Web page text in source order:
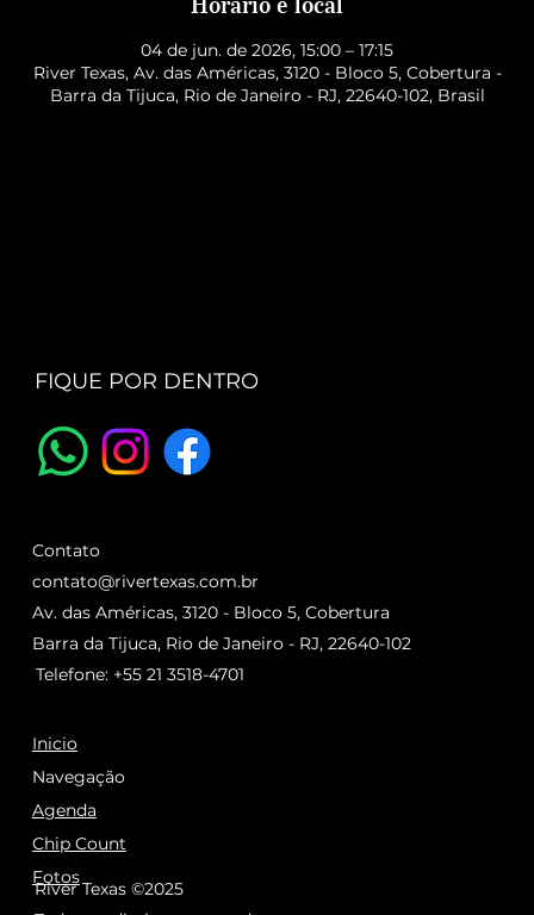
04 de jun. de 2026, 15:00 – 17:15
River Texas, Av. das Américas, 3120 - Bloco 5, Cobertura -
Barra da Tijuca, Rio de Janeiro - RJ, 22640-102, Brasil
FIQUE POR DENTRO
Inicio
Agenda
Chip Count
Navegação
Fotos
River Texas ©2025
Contato
contato@rivertexas.com.br
Telefone: +55 21 3518-4701
Av. das Américas, 3120 - Bloco 5, Cobertura
Barra da Tijuca, Rio de Janeiro - RJ, 22640-102